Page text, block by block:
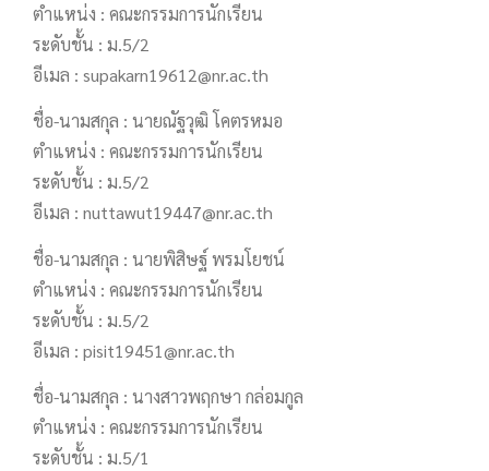
ตำแหน่ง : คณะกรรมการนักเรียน
ระดับชั้น : ม.5/2
อีเมล : supakarn19612@nr.ac.th
ชื่อ-นามสกุล : นายณัฐวุฒิ โคตรหมอ
ตำแหน่ง : คณะกรรมการนักเรียน
ระดับชั้น : ม.5/2
อีเมล : nuttawut19447@nr.ac.th
ชื่อ-นามสกุล : นายพิสิษฐ์ พรมโยชน์
ตำแหน่ง : คณะกรรมการนักเรียน
ระดับชั้น : ม.5/2
อีเมล : pisit19451@nr.ac.th
ชื่อ-นามสกุล : นางสาวพฤกษา กล่อมกูล
ตำแหน่ง : คณะกรรมการนักเรียน
ระดับชั้น : ม.5/1